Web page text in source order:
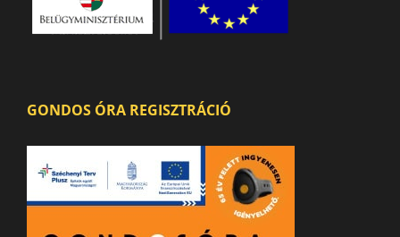
GONDOS ÓRA REGISZTRÁCIÓ